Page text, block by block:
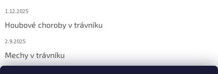
1.12.2025
Houbové choroby v trávníku
2.9.2025
Mechy v trávníku